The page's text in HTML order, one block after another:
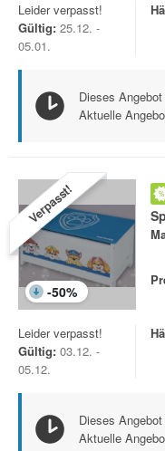
Leider verpasst!
Gültig: 25.12. -
05.01.
Dieses
Aktuelle
Verpasst!
-50%
Leider verpasst!
Gültig: 03.12. -
05.12.
Dieses
Aktuelle